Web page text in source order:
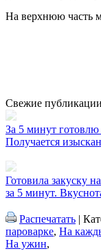
На верхнюю часть
Свежие
За 5 минут
Получается
Готовила закуску
за 5 минут.
Распечатать |
пароварке, На
На ужин,